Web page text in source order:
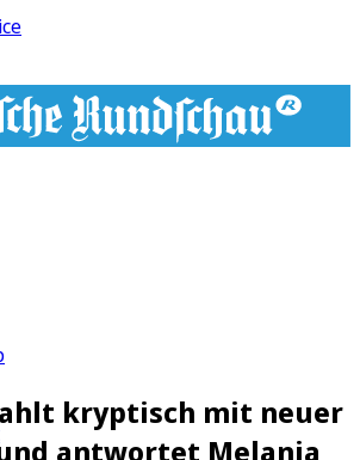
kryptisch mit neuer
antwortet Melania